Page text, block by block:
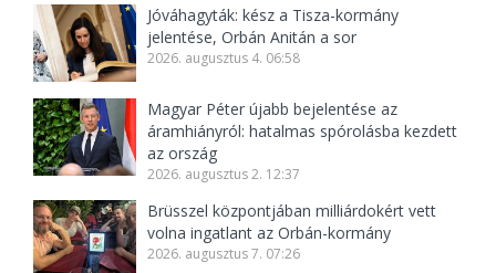
Jóváhagyták: kész a Tisza-kormány
jelentése, Orbán Anitán a sor
2026. augusztus 4. 06:58
Magyar Péter újabb bejelentése az
áramhiányról: hatalmas spórolásba kezdett
az ország
2026. augusztus 2. 12:37
Brüsszel központjában milliárdokért vett
volna ingatlant az Orbán-kormány
2026. augusztus 7. 07:26